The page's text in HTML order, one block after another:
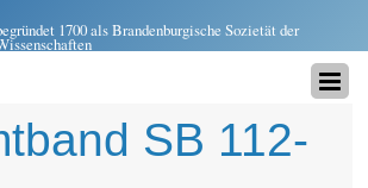
1700 als Brandenburgische Sozietät der
SB 112-